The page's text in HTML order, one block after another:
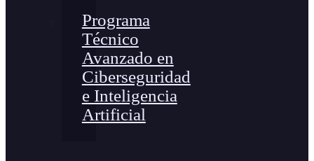
Programa
Técnico
Avanzado en
Ciberseguridad
e Inteligencia
Artificial